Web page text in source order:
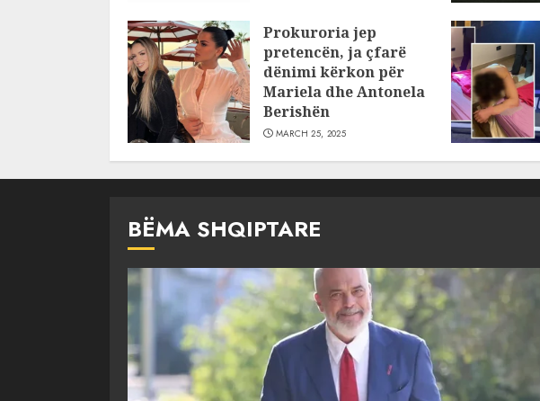
JULY 24, 2025
Prokuroria jep
pretencën, ja çfarë
dënimi kërkon për
Mariela dhe Antonela
Berishën
MARCH 25, 2025
BËMA SHQIPTARE